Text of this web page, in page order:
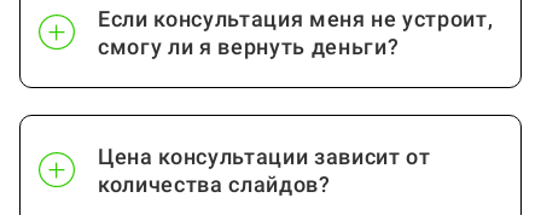
экономические отношения
от 15 стр.
Таможенное дело от 15 стр.
Государственная и
муниципальная служба
от 15 стр.
Если консультация меня не устроит,
смогу ли я вернуть деньги?
Цена консультации зависит от
количества слайдов?